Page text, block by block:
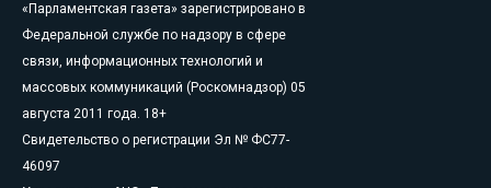
«Парламентская газета» зарегистрировано в
Федеральной службе по надзору в сфере
связи, информационных технологий и
массовых коммуникаций (Роскомнадзор) 05
августа 2011 года. 18+
Свидетельство о регистрации Эл № ФС77-
46097